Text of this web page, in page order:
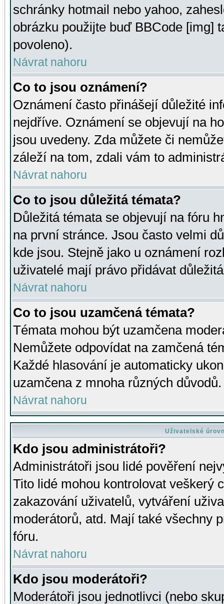
schránky hotmail nebo yahoo,
obrázku použijte buď BBCode [img]
povoleno).
Návrat nahoru
Co to jsou oznámení?
Oznámení často přinášejí důležité
nejdříve. Oznámení se objevují na
jsou uvedeny. Zda můžete či
záleží na tom, zdali vám to
Návrat nahoru
Co to jsou důležitá témata?
Důležitá témata se objevují na fóru
na první stránce. Jsou často velmi
kde jsou. Stejně jako u oznámení
uživatelé mají právo přidávat
Návrat nahoru
Co to jsou uzamčená témata?
Témata mohou být uzamčena
Nemůžete odpovídat na zamčená
Každé hlasování je automaticky
uzamčena z mnoha různých důvodů.
Návrat nahoru
Uživatelské
Kdo jsou administrátoři?
Administrátoři jsou lidé pověření
Tito lidé mohou kontrolovat veškerý
zakazování uživatelů, vytváření
moderátorů, atd. Mají také všechny
fóru.
Návrat nahoru
Kdo jsou moderátoři?
Moderátoři jsou jednotlivci (nebo